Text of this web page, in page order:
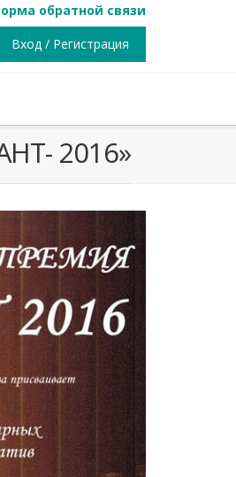
обратной связи
Вход / Регистрация
2016»